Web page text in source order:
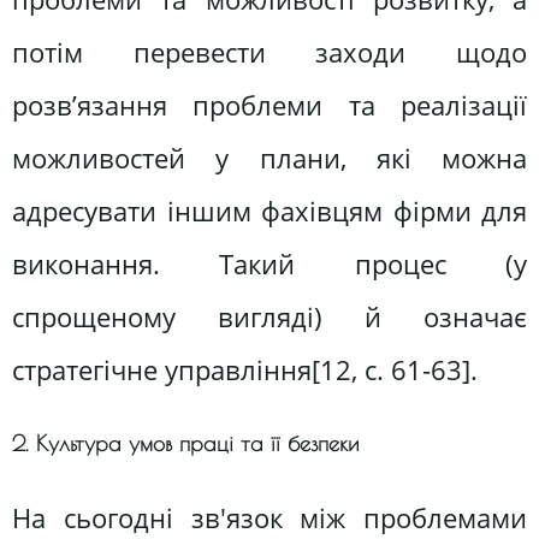
потім перевести заходи щодо
розв’язання проблеми та реалізації
можливостей у плани, які можна
адресувати іншим фахівцям фірми для
виконання. Такий процес (у
спрощеному вигляді) й означає
стратегічне управління[12, c. 61-63].
2. Культура умов праці та її безпеки
На сьогодні зв'язок між проблемами